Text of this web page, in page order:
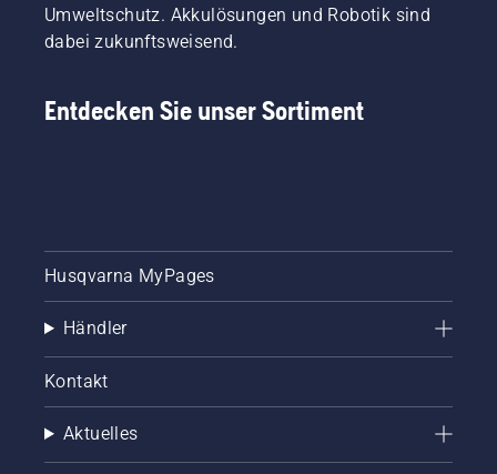
Umweltschutz. Akkulösungen und Robotik sind
dabei zukunftsweisend.
Entdecken Sie unser Sortiment
Husqvarna MyPages
Händler
Kontakt
Aktuelles